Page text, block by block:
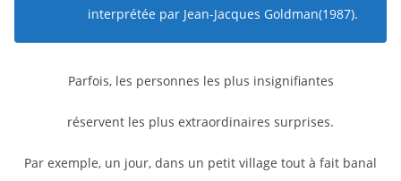
interprétée par Jean-Jacques Goldman(1987).
Parfois, les personnes les plus insignifiantes
réservent les plus extraordinaires surprises.
Par exemple, un jour, dans un petit village tout à fait banal